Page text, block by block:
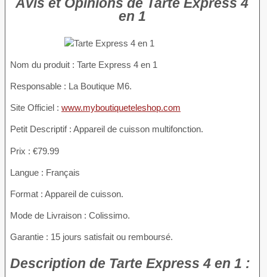
Avis et Opinions de Tarte Express 4
en 1
Nom du produit : Tarte Express 4 en 1
Responsable : La Boutique M6.
Site Officiel : www.myboutiqueteleshop.com
Petit Descriptif : Appareil de cuisson multifonction.
Prix : €79.99
Langue : Français
Format : Appareil de cuisson.
Mode de Livraison : Colissimo.
Garantie : 15 jours satisfait ou remboursé.
Description de Tarte Express 4 en 1 :